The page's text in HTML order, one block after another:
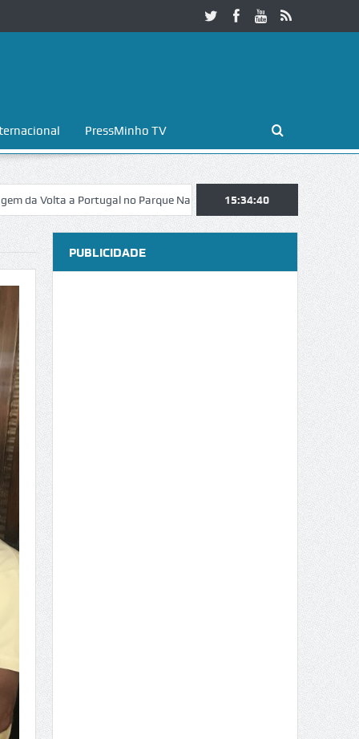
PressMinho TV
a Portugal no Parque Nacional da Peneda-Gerês Esposende.
15:34:41
PUBLICIDADE